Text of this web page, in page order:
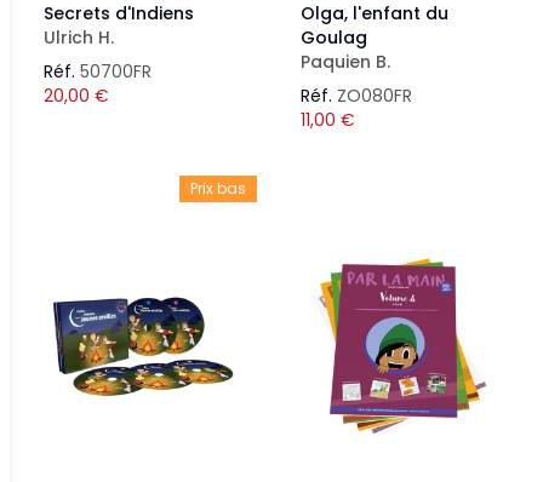
Secrets d'Indiens
Ulrich H.
Réf. 50700FR
20,00 €
Olga, l'enfant du
Goulag
Paquien B.
Réf. ZO080FR
11,00 €
Prix bas